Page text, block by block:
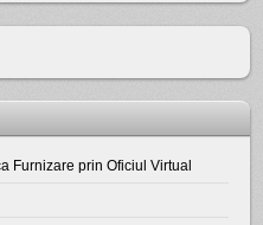
Furnizare prin Oficiul Virtual